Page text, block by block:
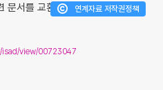
문서를 교환
연계자료 저작권정책
isad/view/00723047